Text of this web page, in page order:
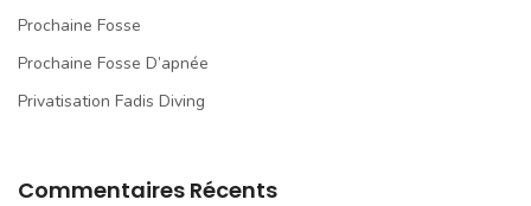
Prochaine Fosse
Prochaine Fosse D’apnée
Privatisation Fadis Diving
Commentaires Récents